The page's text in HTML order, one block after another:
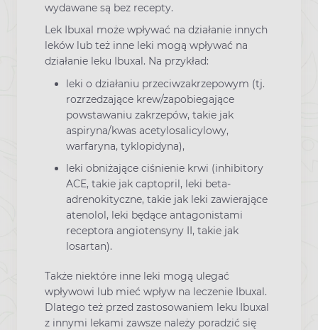
wydawane są bez recepty.
Lek Ibuxal może wpływać na działanie innych
leków lub też inne leki mogą wpływać na
działanie leku Ibuxal. Na przykład:
leki o działaniu przeciwzakrzepowym (tj.
rozrzedzające krew/zapobiegające
powstawaniu zakrzepów, takie jak
aspiryna/kwas acetylosalicylowy,
warfaryna, tyklopidyna),
leki obniżające ciśnienie krwi (inhibitory
ACE, takie jak captopril, leki beta-
adrenokityczne, takie jak leki zawierające
atenolol, leki będące antagonistami
receptora angiotensyny II, takie jak
losartan).
Także niektóre inne leki mogą ulegać
wpływowi lub mieć wpływ na leczenie Ibuxal.
Dlatego też przed zastosowaniem leku Ibuxal
z innymi lekami zawsze należy poradzić się